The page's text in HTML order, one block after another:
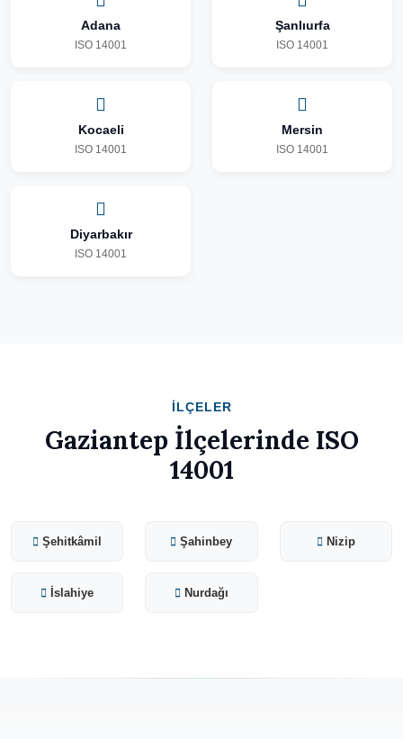
Adana
ISO 14001
Şanlıurfa
ISO 14001
Kocaeli
ISO 14001
Mersin
ISO 14001
Diyarbakır
ISO 14001
İLÇELER
Gaziantep İlçelerinde ISO
14001
Şehitkâmil Şahinbey Nizip
İslahiye Nurdağı